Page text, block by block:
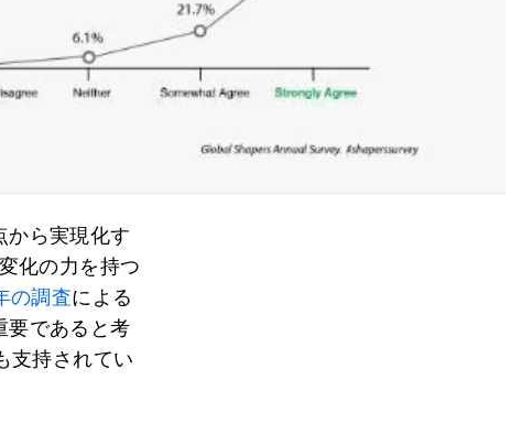
から実現化す
化の力を持つ
の調査による
要であると考
支持されてい